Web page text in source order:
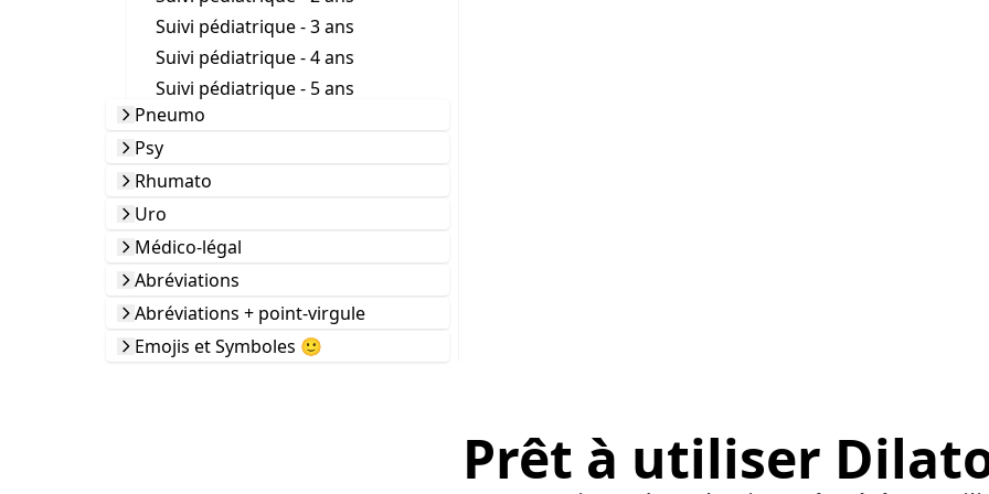
Suivi pédiatrique - 3 ans
Suivi pédiatrique - 4 ans
Suivi pédiatrique - 5 ans
Pneumo
Psy
Rhumato
Uro
Médico-légal
Abréviations
Abréviations + point-virgule
Emojis et Symboles 🙂
Prêt à utiliser